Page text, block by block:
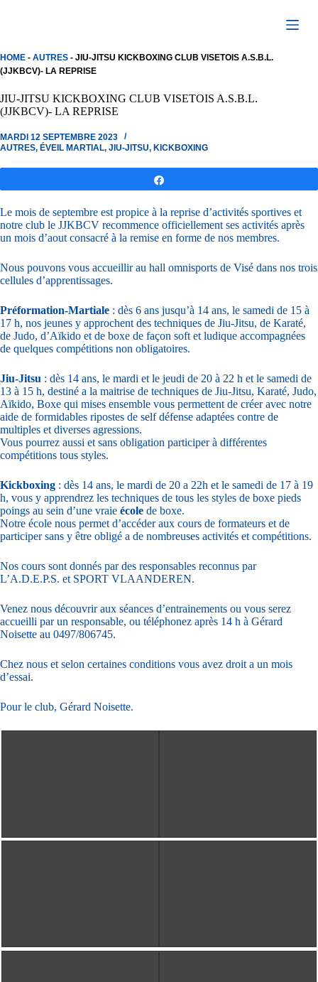
HOME - AUTRES - JIU-JITSU KICKBOXING CLUB VISETOIS A.S.B.L.
(JJKBCV)- LA REPRISE
JIU-JITSU KICKBOXING CLUB VISETOIS A.S.B.L.
(JJKBCV)- LA REPRISE
MARDI 12 SEPTEMBRE 2023
AUTRES, ÉVEIL MARTIAL, JIU-JITSU, KICKBOXING
Le mois de septembre est propice à la reprise d’activités sportives et
notre club le JJKBCV recommence officiellement ses activités après
un mois d’aout consacré à la remise en forme de nos membres.
Nous pouvons vous accueillir au hall omnisports de Visé dans nos trois
cellules d’apprentissages.
Préformation-Martiale : dès 6 ans jusqu’à 14 ans, le samedi de 15 à
17 h, nos jeunes y approchent des techniques de Jiu-Jitsu, de Karaté,
de Judo, d’Aïkido et de boxe de façon soft et ludique accompagnées
de quelques compétitions non obligatoires.
Jiu-Jitsu : dès 14 ans, le mardi et le jeudi de 20 à 22 h et le samedi de
13 à 15 h, destiné a la maitrise de techniques de Jiu-Jitsu, Karaté, Judo,
Aïkido, Boxe qui mises ensemble vous permettent de créer avec notre
aide de formidables ripostes de self défense adaptées contre de
multiples et diverses agressions.
Vous pourrez aussi et sans obligation participer à différentes
compétitions tous styles.
Kickboxing : dès 14 ans, le mardi de 20 a 22h et le samedi de 17 à 19
h, vous y apprendrez les techniques de tous les styles de boxe pieds
poings au sein d’une vraie école de boxe.
Notre école nous permet d’accéder aux cours de formateurs et de
participer sans y être obligé a de nombreuses activités et compétitions.
Nos cours sont donnés par des responsables reconnus par
L’A.D.E.P.S. et SPORT VLAANDEREN.
Venez nous découvrir aux séances d’entrainements ou vous serez
accueilli par un responsable, ou téléphonez après 14 h à Gérard
Noisette au 0497/806745.
Chez nous et selon certaines conditions vous avez droit a un mois
d’essai.
Pour le club, Gérard Noisette.